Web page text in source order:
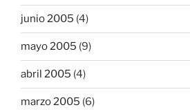
junio 2005 (4)
mayo 2005 (9)
abril 2005 (4)
marzo 2005 (6)